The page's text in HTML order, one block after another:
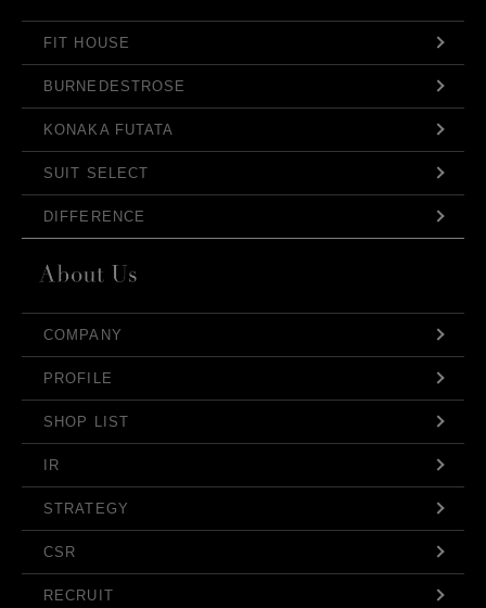
FIT HOUSE
BURNEDESTROSE
KONAKA FUTATA
SUIT SELECT
DIFFERENCE
COMPANY
PROFILE
SHOP LIST
IR
STRATEGY
CSR
RECRUIT